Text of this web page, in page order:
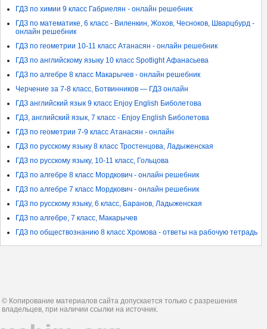
ГДЗ по химии 9 класс Габриелян - онлайн решебник
ГДЗ по математике, 6 класс - Виленкин, Жохов, Чесноков, Шварцбурд -
онлайн решебник
ГДЗ по геометрии 10-11 класс Атанасян - онлайн решебник
ГДЗ по английскому языку 10 класс Spotlight Афанасьева
ГДЗ по алгебре 8 класс Макарычев - онлайн решебник
Черчение за 7-8 класс, Ботвинников — ГДЗ онлайн
ГДЗ английский язык 9 класс Enjoy English Биболетова
ГДЗ, английский язык, 7 класс - Enjoy English Биболетова
ГДЗ по геометрии 7-9 класс Атанасян - онлайн
ГДЗ по русскому языку 8 класс Тростенцова, Ладыженская
ГДЗ по русскому языку, 10-11 класс, Гольцова
ГДЗ по алгебре 8 класс Мордкович - онлайн решебник
ГДЗ по алгебре 7 класс Мордкович - онлайн решебник
ГДЗ по русскому языку, 6 класс, Баранов, Ладыженская
ГДЗ по алгебре, 7 класс, Макарычев
ГДЗ по обществознанию 8 класс Хромова - ответы на рабочую тетрадь
© Копирование материалов сайта допускается только с разрешения
владельцев, при наличии ссылки на источник.